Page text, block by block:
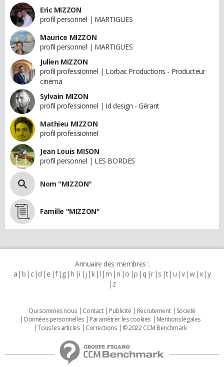
Eric MIZZON
profil personnel | MARTIGUES
Maurice MIZZON
profil personnel | MARTIGUES
Julien MIZZON
profil professionnel | Lorbac Productions - Producteur
cinéma
Sylvain MIZON
profil professionnel | Id design - Gérant
Mathieu MIZZON
profil professionnel
Jean Louis MISON
profil personnel | LES BORDES
Nom "MIZZON"
Famille "MIZZON"
Annuaire des membres :
a b c d e f g h i j k l m n o p q r s t u v w x y
z
Qui sommes nous Contact Publicité Recrutement
Societé
Données personnelles
Paramétrer les cookies
Mentions légales
Tous les articles
Corrections © 2022 CCM Benchmark